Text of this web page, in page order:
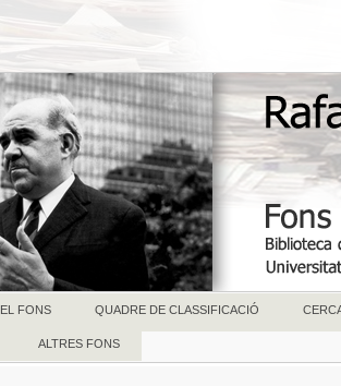
EL FONS QUADRE DE CLASSIFICACIÓ
ALTRES FONS